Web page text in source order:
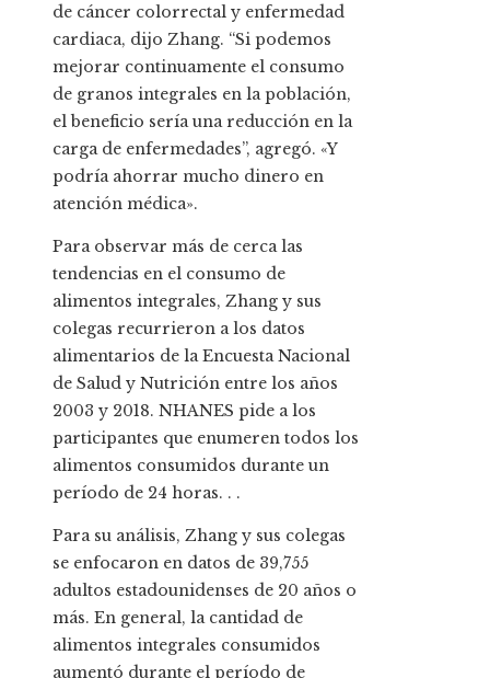
de cáncer colorrectal y enfermedad
cardiaca, dijo Zhang. “Si podemos
mejorar continuamente el consumo
de granos integrales en la población,
el beneficio sería una reducción en la
carga de enfermedades”, agregó. «Y
podría ahorrar mucho dinero en
atención médica».
Para observar más de cerca las
tendencias en el consumo de
alimentos integrales, Zhang y sus
colegas recurrieron a los datos
alimentarios de la Encuesta Nacional
de Salud y Nutrición entre los años
2003 y 2018. NHANES pide a los
participantes que enumeren todos los
alimentos consumidos durante un
período de 24 horas. . .
Para su análisis, Zhang y sus colegas
se enfocaron en datos de 39,755
adultos estadounidenses de 20 años o
más. En general, la cantidad de
alimentos integrales consumidos
aumentó durante el período de